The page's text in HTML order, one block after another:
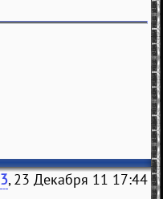
3, 23 Декабря 11 17:44